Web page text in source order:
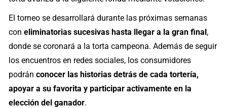
El torneo se desarrollará durante las próximas semanas
coneliminatorias sucesivas hasta llegar a la gran final,
donde se coronará a la torta campeona. Además de seguir
los encuentros en redes sociales, los consumidores
podránconocer las historias detrás de cada tortería,
apoyar a su favorita y participar activamente en la
elección del ganador.